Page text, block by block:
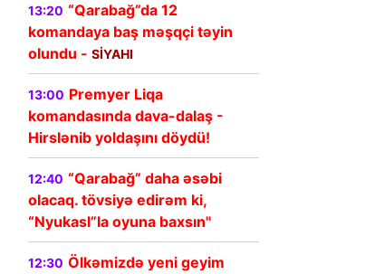
13:20 “Qarabağ”da 12
komandaya baş məşqçi təyin
olundu - SİYAHI
13:00 Premyer Liqa
komandasında dava-dalaş -
Hirslənib yoldaşını döydü!
12:40 “Qarabağ” daha əsəbi
olacaq. tövsiyə edirəm ki,
“Nyukasl”la oyuna baxsın"
12:30 Ölkəmizdə yeni geyim